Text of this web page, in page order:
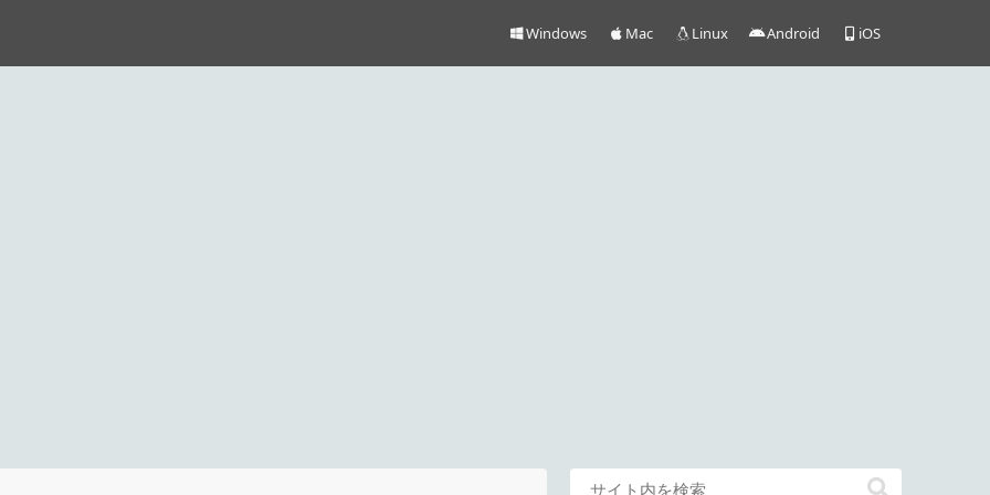
Windows Mac Linux Android iOS